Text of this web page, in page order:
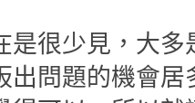
是很少見，大
出問題的機會